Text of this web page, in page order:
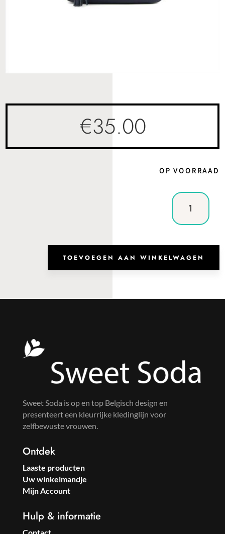
€35.00
OP VOORRAAD
Handtas
Miami
Navy
aantal
TOEVOEGEN AAN WINKELWAGEN
Sweet Soda is op en top Belgisch design en
presenteert een kleurrijke kledinglijn voor
zelfbewuste vrouwen.
Ontdek
Laaste producten
Uw winkelmandje
Mijn Account
Hulp & informatie